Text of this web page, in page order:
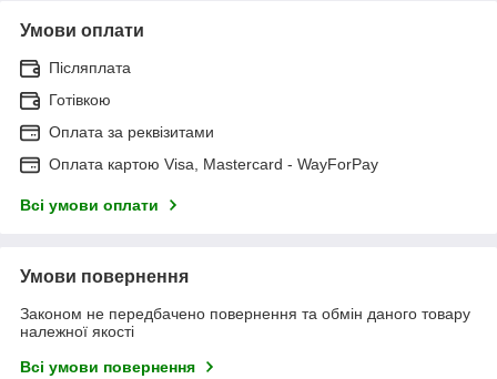
Умови оплати
Післяплата
Готівкою
Оплата за реквізитами
Оплата картою Visa, Mastercard - WayForPay
Всі умови оплати
Умови повернення
Законом не передбачено повернення та обмін даного товару
належної якості
Всі умови повернення